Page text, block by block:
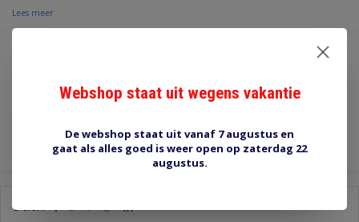
Lees meer
Delen:
Webshop staat uit wegens vakantie
De webshop staat uit vanaf 7 augustus en
gaat als alles goed is weer open op zaterdag 22
augustus.